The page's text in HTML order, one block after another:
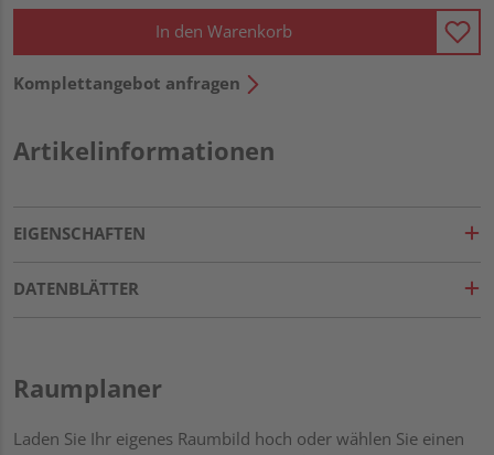
In den Warenkorb
Komplettangebot anfragen
Artikelinformationen
EIGENSCHAFTEN
DATENBLÄTTER
Raumplaner
Laden Sie Ihr eigenes Raumbild hoch oder wählen Sie einen